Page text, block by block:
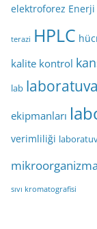
elektroforez
terazi HPLC
kalite kontrol
lab
ekipmanları
verimliliği
mikroorganizma
sıvı kromatografisi